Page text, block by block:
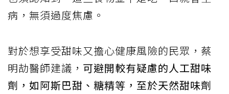
病，無須過度焦慮。
​對於想享受甜味又擔心健康風險的民眾，蔡
明劼醫師建議， 可避開較有疑慮的人工甜味
劑，如阿斯巴甜、糖精等，至於天然甜味劑